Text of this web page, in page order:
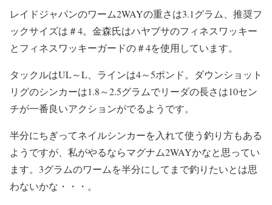
レイドジャパンのワーム2WAYの重さは3.1グラム、推奨フ
ックサイズは＃4。金森氏はハヤブサのフィネスワッキー
とフィネスワッキーガードの＃4を使用しています。
タックルはUL～L、ラインは4～5ポンド。ダウンショット
リグのシンカーは1.8～2.5グラムでリーダの長さは10セン
チが一番良いアクションがでるようです。
半分にちぎってネイルシンカーを入れて使う釣り方もある
ようですが、私がやるならマグナム2WAYかなと思ってい
ます。3グラムのワームを半分にしてまで釣りたいとは思
わないかな・・・。